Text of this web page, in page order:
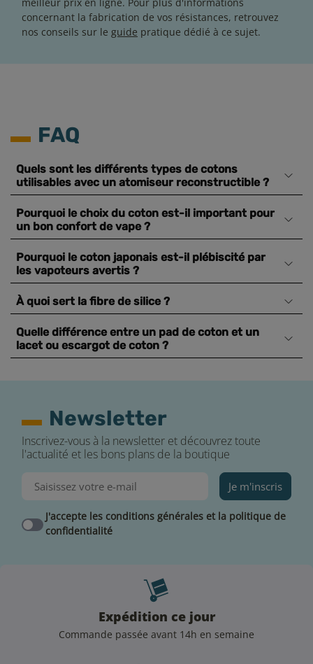
meilleur prix en ligne. Pour plus d'informations
concernant la fabrication de vos résistances, retrouvez
nos conseils sur le guide pratique dédié à ce sujet.
FAQ
Quels sont les différents types de cotons
utilisables avec un atomiseur reconstructible ?
Pourquoi le choix du coton est-il important pour
un bon confort de vape ?
Pourquoi le coton japonais est-il plébiscité par
les vapoteurs avertis ?
À quoi sert la fibre de silice ?
Quelle différence entre un pad de coton et un
lacet ou escargot de coton ?
Newsletter
Inscrivez-vous à la newsletter et découvrez toute
l'actualité et les bons plans de la boutique
Je m'inscris
J'accepte les conditions générales et la politique de
confidentialité
Expédition ce jour
Commande passée avant 14h en semaine